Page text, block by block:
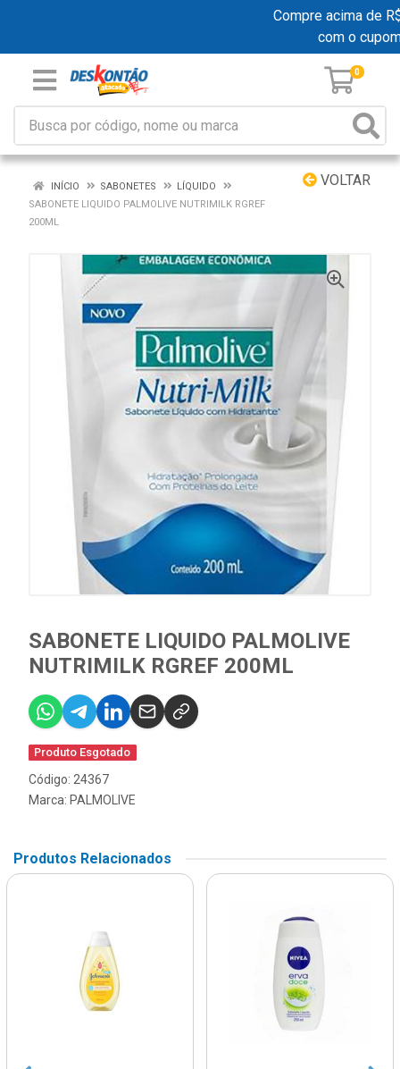
Compre acima de
com o
0
VOLTAR
INÍCIO SABONETES
LÍQUIDO
SABONETE LIQUIDO PALMOLIVE NUTRIMILK RGREF
200ML
SABONETE LIQUIDO PALMOLIVE
NUTRIMILK RGREF 200ML
Produto Esgotado
Código: 24367
Marca: PALMOLIVE
Produtos Relacionados